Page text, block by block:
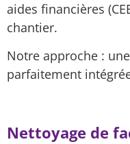
aides financières
chantier.
Notre approche :
parfaitement
Nettoyage de